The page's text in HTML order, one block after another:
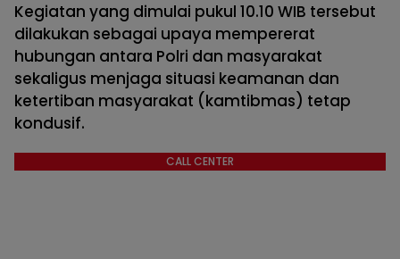
Kegiatan yang dimulai pukul 10.10 WIB tersebut
dilakukan sebagai upaya mempererat
hubungan antara Polri dan masyarakat
sekaligus menjaga situasi keamanan dan
ketertiban masyarakat (kamtibmas) tetap
kondusif.
CALL CENTER